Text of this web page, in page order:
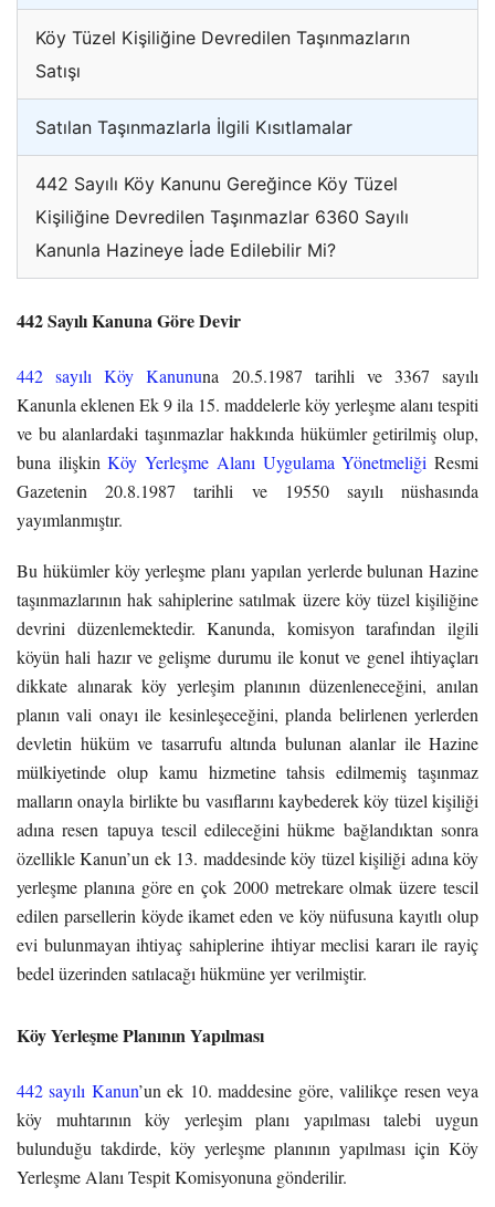
Köy Tüzel Kişiliğine Devredilen Taşınmazların
Satışı
Satılan Taşınmazlarla İlgili Kısıtlamalar
442 Sayılı Köy Kanunu Gereğince Köy Tüzel
Kişiliğine Devredilen Taşınmazlar 6360 Sayılı
Kanunla Hazineye İade Edilebilir Mi?
442 Sayılı Kanuna Göre Devir
442 sayılı Köy Kanununa 20.5.1987 tarihli ve 3367 sayılı
Kanunla eklenen Ek 9 ila 15. maddelerle köy yerleşme alanı tespiti
ve bu alanlardaki taşınmazlar hakkında hükümler getirilmiş olup,
buna ilişkinKöy Yerleşme Alanı Uygulama Yönetmeliği Resmi
Gazetenin 20.8.1987 tarihli ve 19550 sayılı nüshasında
yayımlanmıştır.
Bu hükümler köy yerleşme planı yapılan yerlerde bulunan Hazine
taşınmazlarının hak sahiplerine satılmak üzere köy tüzel kişiliğine
devrini düzenlemektedir. Kanunda, komisyon tarafından ilgili
köyün hali hazır ve gelişme durumu ile konut ve genel ihtiyaçları
dikkate alınarak köy yerleşim planının düzenleneceğini, anılan
planın vali onayı ile kesinleşeceğini, planda belirlenen yerlerden
devletin hüküm ve tasarrufu altında bulunan alanlar ile Hazine
mülkiyetinde olup kamu hizmetine tahsis edilmemiş taşınmaz
malların onayla birlikte bu vasıflarını kaybederek köy tüzel kişiliği
adına resen tapuya tescil edileceğini hükme bağlandıktan sonra
özellikle Kanun’un ek 13. maddesinde köy tüzel kişiliği adına köy
yerleşme planına göre en çok 2000 metrekare olmak üzere tescil
edilen parsellerin köyde ikamet eden ve köy nüfusuna kayıtlı olup
evi bulunmayan ihtiyaç sahiplerine ihtiyar meclisi kararı ile rayiç
bedel üzerinden satılacağı hükmüne yer verilmiştir.
Köy Yerleşme Planının Yapılması
442 sayılı Kanun’un ek 10. maddesine göre, valilikçe resen veya
köy muhtarının köy yerleşim planı yapılması talebi uygun
bulunduğu takdirde, köy yerleşme planının yapılması için Köy
Yerleşme Alanı Tespit Komisyonuna gönderilir.